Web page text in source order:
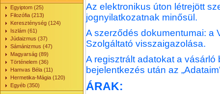
Egyiptom (25)
Filozófia (213)
Kereszténység (124)
Iszlám (61)
Júdaizmus (37)
Sámánizmus (47)
Magyarság (89)
Történelem (36)
Hamvas Béla (11)
Hermetika-Mágia (120)
Egyéb (350)
Az elektronikus úton létrejött
jognyilatkozatnak minősül.
A szerződés dokumentumai: a
Szolgáltató visszaigazolása.
A regisztrált adatokat a
bejelentkezés után az
ÁRAK: